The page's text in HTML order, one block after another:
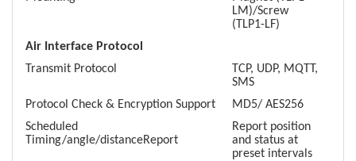
LM)/Screw
(TLP1-LF)
Air Interface Protocol
Transmit Protocol
TCP, UDP, MQTT,
SMS
Protocol Check & Encryption Support
MD5/ AES256
Scheduled
Timing/angle/distanceReport
Report position
and status at
preset intervals